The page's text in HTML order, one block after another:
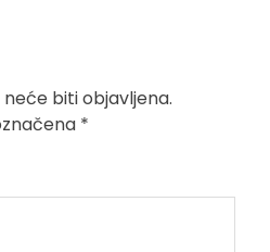
biti objavljena.
*